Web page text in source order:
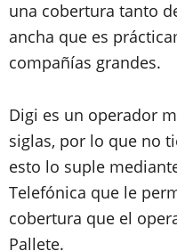
una cobertura tanto
ancha que es
compañías grandes.
Digi es un operador
siglas, por lo que no
esto lo suple
Telefónica que le
cobertura que el
Pallete.